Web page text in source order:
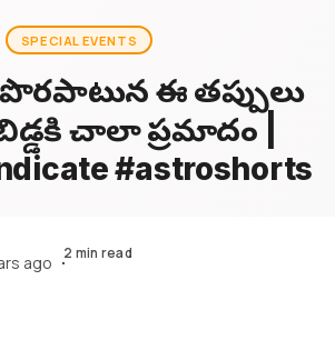
SPECIAL EVENTS
పొరపాటున ఈ తప్పులు
చాలా ప్రమాదం |
#astroshorts
ago 2 min read